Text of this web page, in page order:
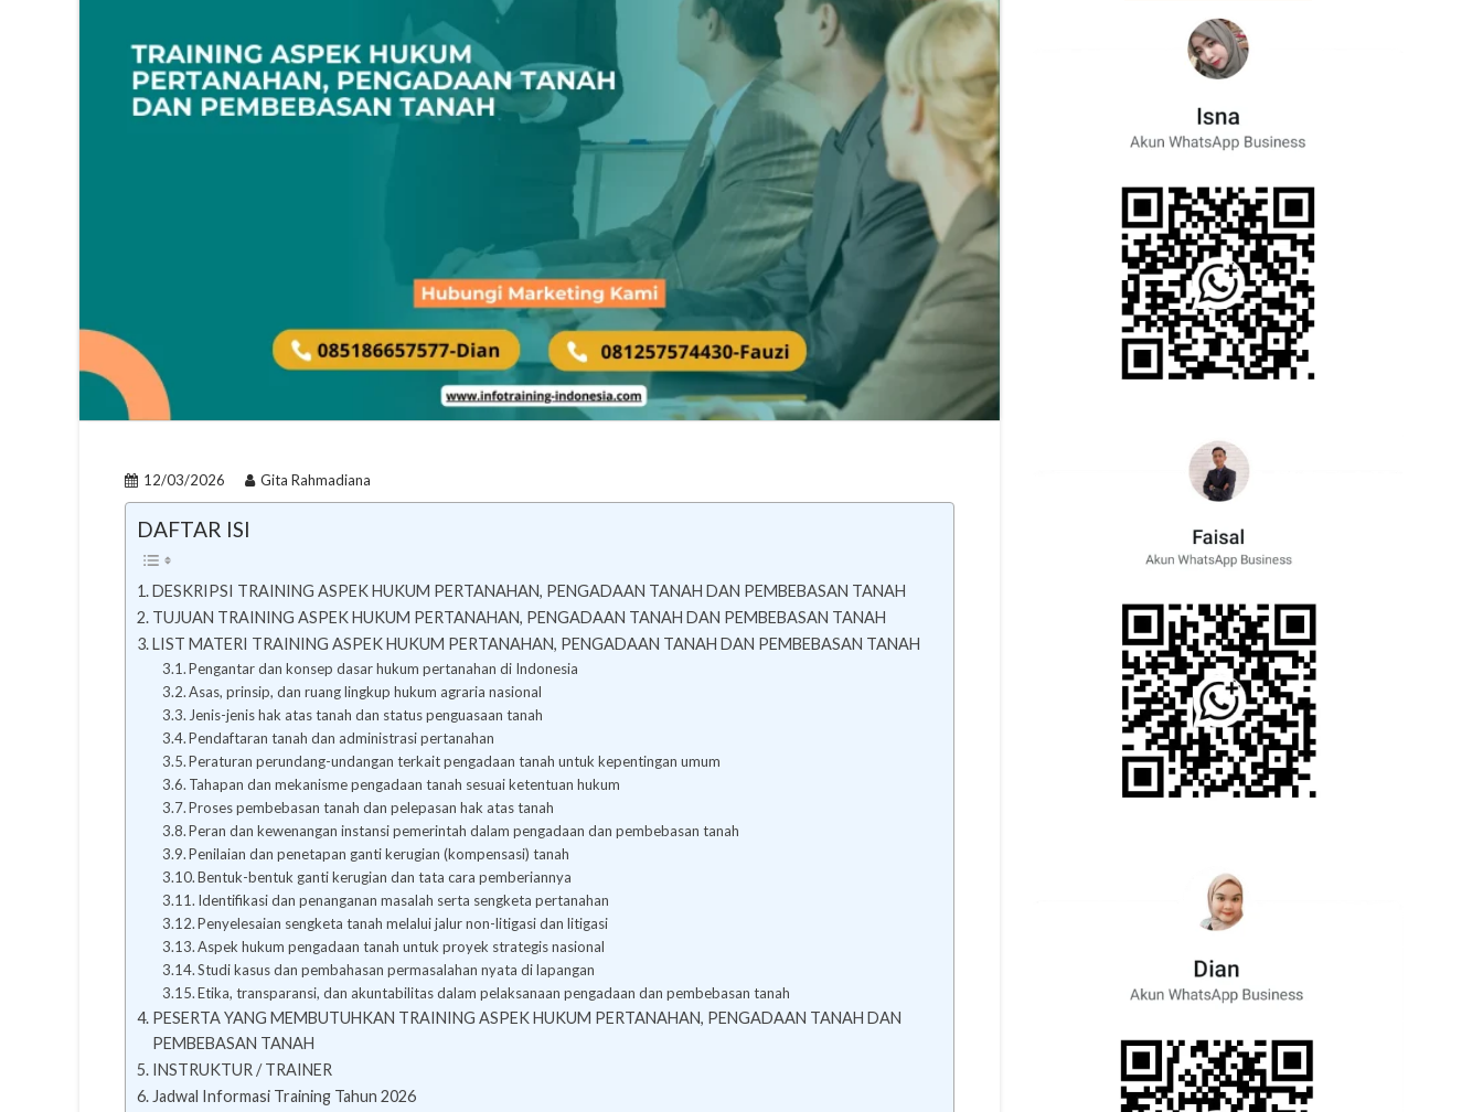
12/03/2026 Gita Rahmadiana
DAFTAR ISI
DESKRIPSI TRAINING ASPEK HUKUM PERTANAHAN, PENGADAAN TANAH DAN PEMBEBASAN TANAH
TUJUAN TRAINING ASPEK HUKUM PERTANAHAN, PENGADAAN TANAH DAN PEMBEBASAN TANAH
LIST MATERI TRAINING ASPEK HUKUM PERTANAHAN, PENGADAAN TANAH DAN PEMBEBASAN TANAH
Pengantar dan konsep dasar hukum pertanahan di Indonesia
Asas, prinsip, dan ruang lingkup hukum agraria nasional
Jenis-jenis hak atas tanah dan status penguasaan tanah
Pendaftaran tanah dan administrasi pertanahan
Peraturan perundang-undangan terkait pengadaan tanah untuk kepentingan umum
Tahapan dan mekanisme pengadaan tanah sesuai ketentuan hukum
Proses pembebasan tanah dan pelepasan hak atas tanah
Peran dan kewenangan instansi pemerintah dalam pengadaan dan pembebasan tanah
Penilaian dan penetapan ganti kerugian (kompensasi) tanah
Bentuk-bentuk ganti kerugian dan tata cara pemberiannya
Identifikasi dan penanganan masalah serta sengketa pertanahan
Penyelesaian sengketa tanah melalui jalur non-litigasi dan litigasi
Aspek hukum pengadaan tanah untuk proyek strategis nasional
Studi kasus dan pembahasan permasalahan nyata di lapangan
Etika, transparansi, dan akuntabilitas dalam pelaksanaan pengadaan dan pembebasan tanah
PESERTA YANG MEMBUTUHKAN TRAINING ASPEK HUKUM PERTANAHAN, PENGADAAN TANAH DAN
PEMBEBASAN TANAH
INSTRUKTUR / TRAINER
Jadwal Informasi Training Tahun 2026